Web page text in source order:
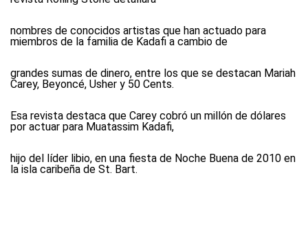
nombres de conocidos artistas que han actuado para
miembros de la familia de Kadafi a cambio de
grandes sumas de dinero, entre los que se destacan Mariah
Carey, Beyoncé, Usher y 50 Cents.
Esa revista destaca que Carey cobró un millón de dólares
por actuar para Muatassim Kadafi,
hijo del líder libio, en una fiesta de Noche Buena de 2010 en
la isla caribeña de St. Bart.